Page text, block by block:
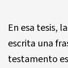
En esa tesis,
escrita una
testamento